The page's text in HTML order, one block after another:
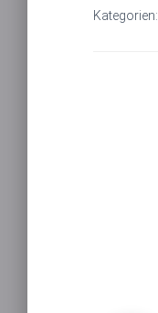
Kategorien: